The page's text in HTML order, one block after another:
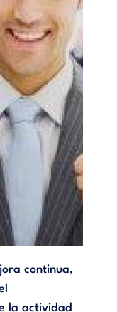
continua,
la actividad